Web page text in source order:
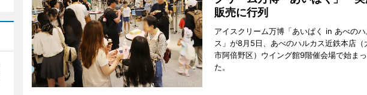
販売に行列
アイスクリーム万博「あいぱく in あべのハ
ス」が8月5日、あべのハルカス近鉄本店（
市阿倍野区）ウイング館9階催会場で始まっ
た。